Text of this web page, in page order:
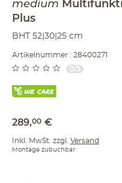
medium
Plus
BHT 52|30|25 cm
Artikelnummer : 28400271
0/5
289,00 €
Inkl. MwSt. zzgl. Versand
Montage zubuchbar